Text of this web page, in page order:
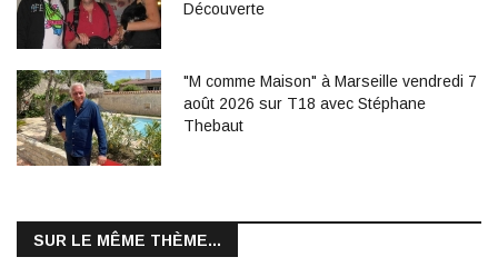
Découverte
"M comme Maison" à Marseille vendredi 7
août 2026 sur T18 avec Stéphane
Thebaut
SUR LE MÊME THÈME...